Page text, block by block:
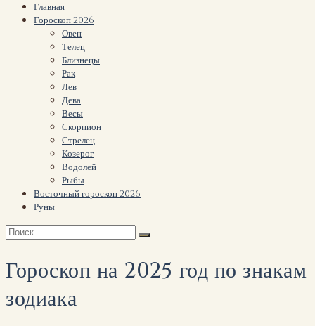
Главная
Гороскоп 2026
Овен
Телец
Близнецы
Рак
Лев
Дева
Весы
Скорпион
Стрелец
Козерог
Водолей
Рыбы
Восточный гороскоп 2026
Руны
Гороскоп на 2025 год по знакам
зодиака